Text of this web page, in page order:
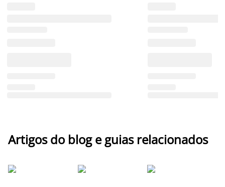
Artigos do blog e guias relacionados